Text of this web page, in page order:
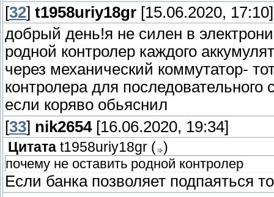
[32] t1958uriy18gr [15.06.2020, 17:10]
добрый день!я не силен в
родной контролер каждого
через механический коммутатор-
контролера для
если коряво обьяснил
[33] nik2654[16.06.2020, 19:34]
Цитата t1958uriy18gr ( )
почему не оставить родной контролер
Если банка позволяет подпаяться